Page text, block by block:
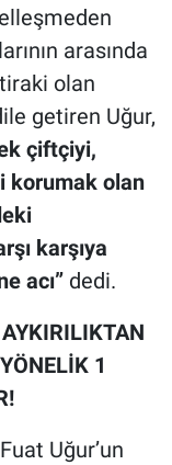
arasında
olan
getiren Uğur,
çiftçiyi,
korumak olan
karşıya
acı” dedi.
1
Uğur’un